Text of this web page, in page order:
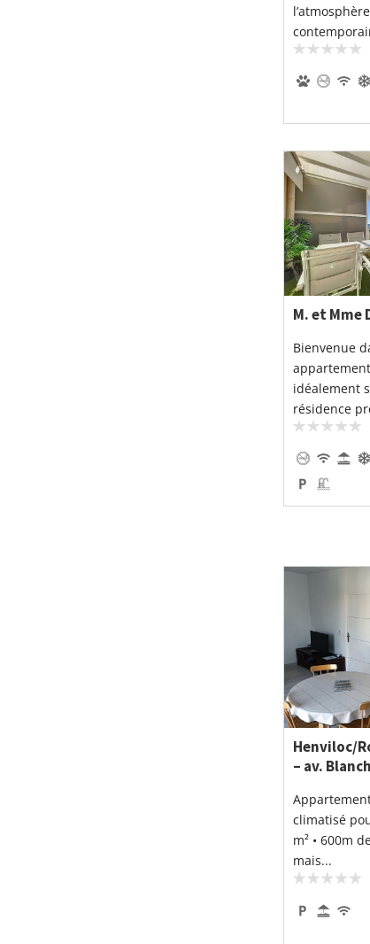
M. et Mme
Bienvenue
idéalement
résidence
Henviloc/
– av.
climatisé
m² • 600m
mais...